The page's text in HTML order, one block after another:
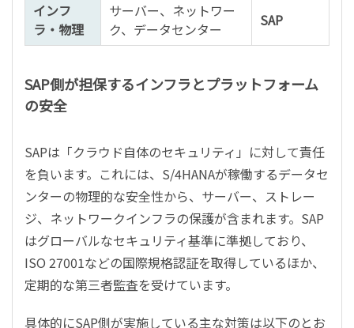
インフ
ラ・物理
サーバー、ネットワー
ク、データセンター
SAP
SAP側が担保するインフラとプラットフォーム
の安全
SAPは「クラウド自体のセキュリティ」に対して責任
を負います。これには、S/4HANAが稼働するデータセ
ンターの物理的な安全性から、サーバー、ストレー
ジ、ネットワークインフラの保護が含まれます。SAP
はグローバルなセキュリティ基準に準拠しており、
ISO 27001などの国際規格認証を取得しているほか、
定期的な第三者監査を受けています。
具体的にSAP側が実施している主な対策は以下のとお